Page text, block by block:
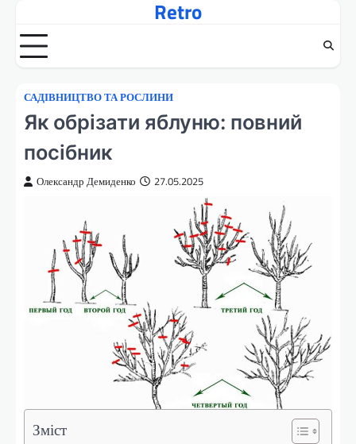
вмісту
Retro
САДІВНИЦТВО ТА РОСЛИНИ
Як обрізати яблуню: повний
посібник
Олександр Демиденко 27.05.2025
Зміст